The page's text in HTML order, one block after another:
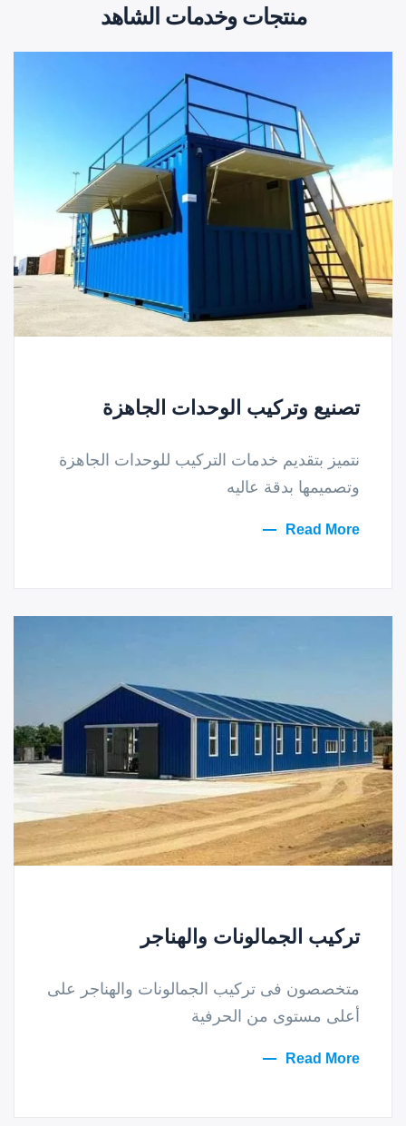
منتجات وخدمات الشاهد
تصنيع وتركيب الوحدات الجاهزة
نتميز بتقديم خدمات التركيب للوحدات الجاهزة
وتصميمها بدقة عاليه
Read More
تركيب الجمالونات والهناجر
متخصصون فى تركيب الجمالونات والهناجر على
أعلى مستوى من الحرفية
Read More